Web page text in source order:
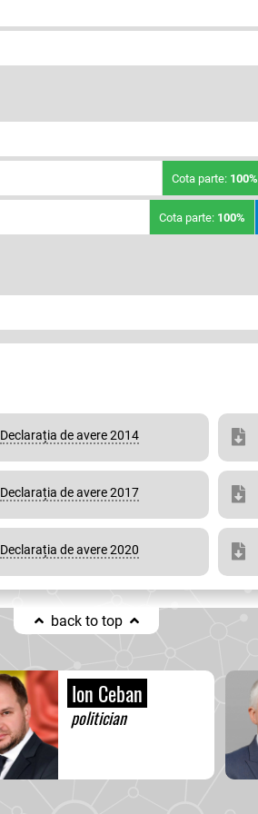
Cota parte: 100%
Cota parte: 100%
Declarația de avere 2014
Declarația de avere 2017
Declarația de avere 2020
back to top
Ion Ceban
politician